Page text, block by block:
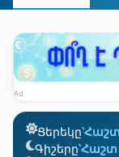
Ad
Ցերեկը՝
Գիշերը՝